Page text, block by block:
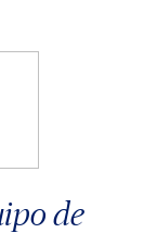
de